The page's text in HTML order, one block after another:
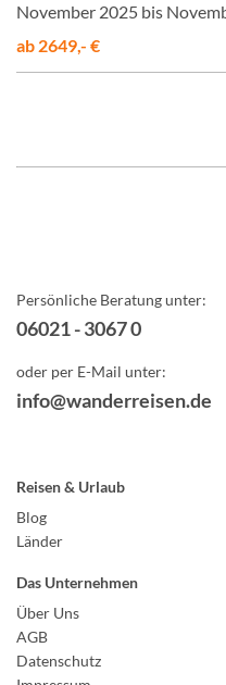
November 2025 bis
ab 2649,- €
Persönliche Beratung unter:
06021 - 3067 0
oder per E-Mail unter:
info@wanderreisen.de
Reisen & Urlaub
Blog
Länder
Das Unternehmen
Über Uns
AGB
Datenschutz